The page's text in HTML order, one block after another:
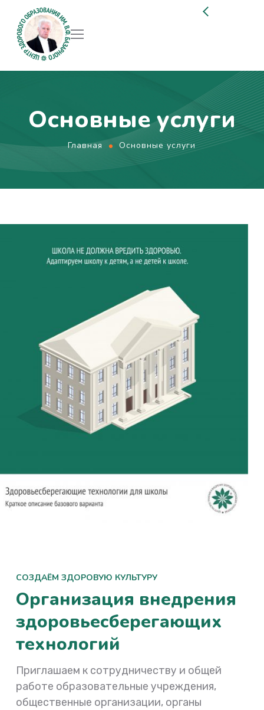
Основные услуги
Главная Основные услуги
СОЗДАЁМ ЗДОРОВУЮ КУЛЬТУРУ
Организация внедрения
здоровьесберегающих
технологий
Приглашаем к сотрудничеству и общей
работе образовательные учреждения,
общественные организации, органы